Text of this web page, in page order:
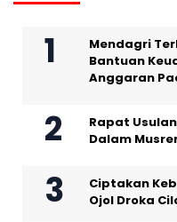
Mendagri
Bantuan
Anggaran
Rapat
Dalam
Ciptakan
Ojol Droka